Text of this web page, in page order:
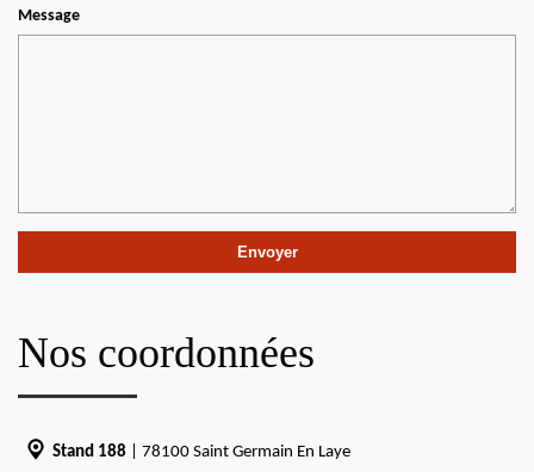
Message
Nos coordonnées
Stand 188 | 78100 Saint Germain En Laye